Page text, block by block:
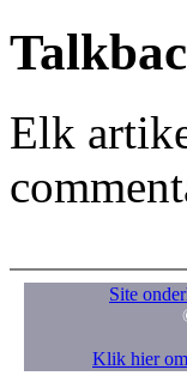
Elk
Site
Klik hier om